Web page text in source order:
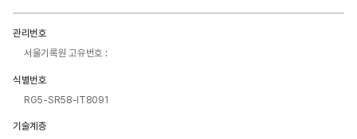
관리번호
서울기록원 고유번호 :
식별번호
RG5-SR58-IT8091
기술계층